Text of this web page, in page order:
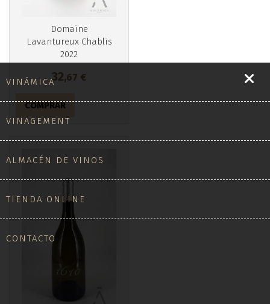
VINÁMICA
VINAGEMENT
ALMACÉN DE VINOS
TIENDA ONLINE
CONTACTO
Domaine
Lavantureux Chablis
2022
32,67 €
COMPRAR